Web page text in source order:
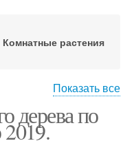
Комнатные растения
Растения на ноябрь
Показать все
дерева по